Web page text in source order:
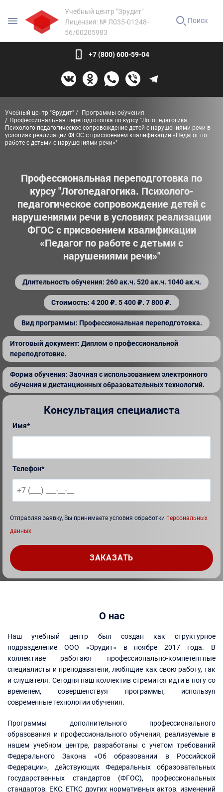
Учебный центр "Эрудит"
Лицензия: № Л035-01248-
56/00205983
Поиск
+7 (800) 600-59-04
Учебный центр "Эрудит"
Программы обучения
Профессиональная переподготовка по курсу "Логопедагогика.
Психолого-педагогическое сопровождение детей с нарушениями речи в
условиях реализации ФГОС с присвоением квалификации «Педагог по
работе с детьми с нарушениями речи»"
Профессиональная переподготовка по
курсу "Логопедагогика. Психолого-
педагогическое сопровождение детей с
нарушениями речи в условиях реализации
ФГОС с присвоением квалификации
«Педагог по работе с детьми с
нарушениями речи»"
Длительность обучения: 260 ак.ч. 520 ак.ч. 1040 ак.ч.
Стоимость: 4 200 ₽. 5 400 ₽. 7 800 ₽.
Вид программы: Профессиональная переподготовка.
Итоговый документ: Диплом о профессиональной
переподготовке.
Форма обучения: Заочная с использованием электронного
обучения и дистанционных образовательных технологий.
Консультация специалиста
Имя*
Телефон*
Отправляя заявку, Вы принимаете условия обработки персональных
данных
О нас
Наш учебный центр был создан как структурное
подразделение ООО «Эрудит» в ноябре 2017 года. В
коллективе работают профессионально-компетентные
специалисты и преподаватели, любящие как свою работу, так
и слушателя. Сегодня наш коллектив стремится идти в ногу со
временем, совершенствуя программы, используя
современные технологии обучения.
Программы дополнительного профессионального
образования и профессионального обучения, реализуемые в
нашем учебном центре, разработаны с учетом требований
Федерального Закона «Об образовании в Российской
Федерации», действующих Федеральных образовательных
государственных стандартов (ФГОС), профессиональных
стандартов, ЕКС, ЕТКС других нормативных актов, изменений